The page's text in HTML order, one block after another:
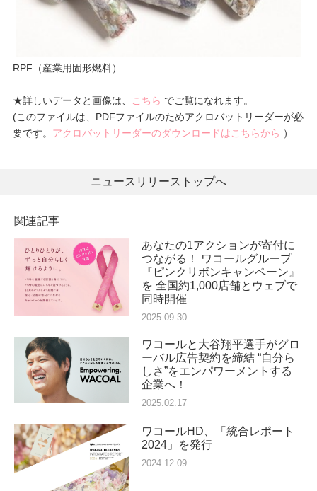
RPF（産業用固形燃料）
★詳しいデータと画像は、 こちら でご覧になれます。
(このファイルは、PDFファイルのためアクロバットリーダーが必
要です。 アクロバットリーダーのダウンロードはこちらから ）
ニュースリリーストップへ
関連記事
あなたの1アクションが寄付に
つながる！ ワコールグループ
『ピンクリボンキャンペーン』
を 全国約1,000店舗とウェブで
同時開催
2025.09.30
ワコールと大谷翔平選手がグロ
ーバル広告契約を締結 “自分ら
しさ”をエンパワーメントする
企業へ！
2025.02.17
ワコールHD、「統合レポート
2024」を発行
2024.12.09